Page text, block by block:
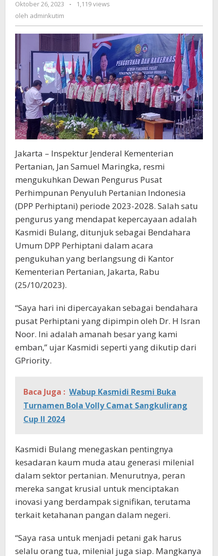
Kasmidi
Jadi
Bendahara
Umum
Oktober 26, 2023
oleh
-
1,119 views
oleh adminkutim
Jakarta – Inspektur Jenderal Kementerian
Pertanian, Jan Samuel Maringka, resmi
mengukuhkan Dewan Pengurus Pusat
Perhimpunan Penyuluh Pertanian Indonesia
(DPP Perhiptani) periode 2023-2028. Salah satu
pengurus yang mendapat kepercayaan adalah
Kasmidi Bulang, ditunjuk sebagai Bendahara
Umum DPP Perhiptani dalam acara
pengukuhan yang berlangsung di Kantor
Kementerian Pertanian, Jakarta, Rabu
(25/10/2023).
“Saya hari ini dipercayakan sebagai bendahara
pusat Perhiptani yang dipimpin oleh Dr. H Isran
Noor. Ini adalah amanah besar yang kami
emban,” ujar Kasmidi seperti yang dikutip dari
GPriority.
Baca Juga : Wabup Kasmidi Resmi Buka
Turnamen Bola Volly Camat Sangkulirang
Cup II 2024
Kasmidi Bulang menegaskan pentingnya
kesadaran kaum muda atau generasi milenial
dalam sektor pertanian. Menurutnya, peran
mereka sangat krusial untuk menciptakan
inovasi yang berdampak signifikan, terutama
terkait ketahanan pangan dalam negeri.
“Saya rasa untuk menjadi petani gak harus
selalu orang tua, milenial juga siap. Mangkanya